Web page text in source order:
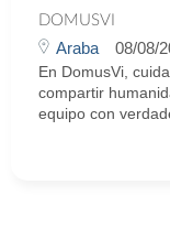
DOMUSVI
Araba 08/08/
En DomusVi,
compartir
equipo con